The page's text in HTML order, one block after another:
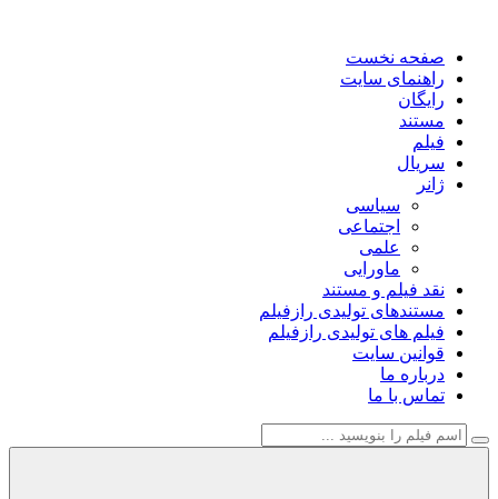
صفحه نخست
راهنمای سایت
رایگان
مستند
فیلم
سریال
ژانر
سیاسی
اجتماعی
علمی
ماورایی
نقد فیلم و مستند
مستندهای تولیدی رازفیلم
فیلم های تولیدی رازفیلم
قوانین سایت
درباره ما
تماس با ما